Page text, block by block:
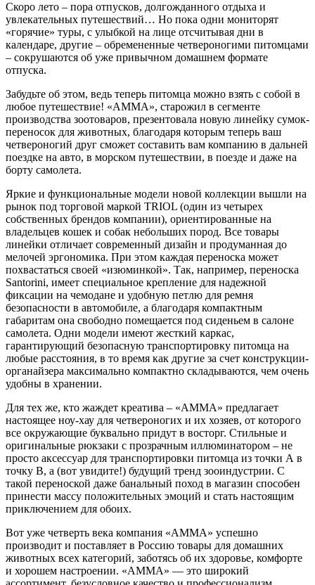
Скоро лето – пора отпусков, долгожданного отдыха и
увлекательных путешествий… Но пока одни мониторят
«горячие» туры, с улыбкой на лице отсчитывая дни в
календаре, другие – обремененные четвероногими питомцами
– сокрушаются об уже привычном домашнем формате
отпуска.
Забудьте об этом, ведь теперь питомца можно взять с собой в
любое путешествие! «АММА», старожил в сегменте
производства зоотоваров, презентовала новую линейку сумок-
переносок для животных, благодаря которым теперь ваш
четвероногий друг сможет составить вам компанию в дальней
поездке на авто, в морском путешествии, в поезде и даже на
борту самолета.
Яркие и функциональные модели новой коллекции вышли на
рынок под торговой маркой TRIOL (один из четырех
собственных брендов компании), ориентированные на
владельцев кошек и собак небольших пород. Все товары
линейки отличает современный дизайн и продуманная до
мелочей эргономика. При этом каждая переноска может
похвастаться своей «изюминкой». Так, например, переноска
Santorini, имеет специальное крепление для надежной
фиксации на чемодане и удобную петлю для ремня
безопасности в автомобиле, а благодаря компактным
габаритам она свободно помещается под сиденьем в салоне
самолета. Одни модели имеют жесткий каркас,
гарантирующий безопасную транспортировку питомца на
любые расстояния, в то время как другие за счет конструкции-
органайзера максимально компактно складываются, чем очень
удобны в хранении.
Для тех же, кто жаждет креатива – «АММА» предлагает
настоящее ноу-хау для четвероногих и их хозяев, от которого
все окружающие буквально придут в восторг. Стильные и
оригинальные рюкзаки с прозрачным иллюминатором – не
просто аксессуар для транспортировки питомца из точки А в
точку В, а (вот увидите!) будущий тренд зооиндустрии. С
такой переноской даже банальный поход в магазин способен
принести массу положительных эмоций и стать настоящим
приключением для обоих.
Вот уже четверть века компания «АММА» успешно
производит и поставляет в Россию товары для домашних
животных всех категорий, заботясь об их здоровье, комфорте
и хорошем настроении. «АММА» — это широкий